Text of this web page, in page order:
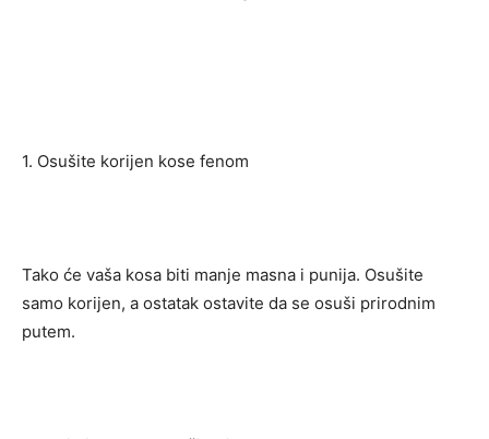
1. Osušite korijen kose fenom
Tako će vaša kosa biti manje masna i punija. Osušite
samo korijen, a ostatak ostavite da se osuši prirodnim
putem.